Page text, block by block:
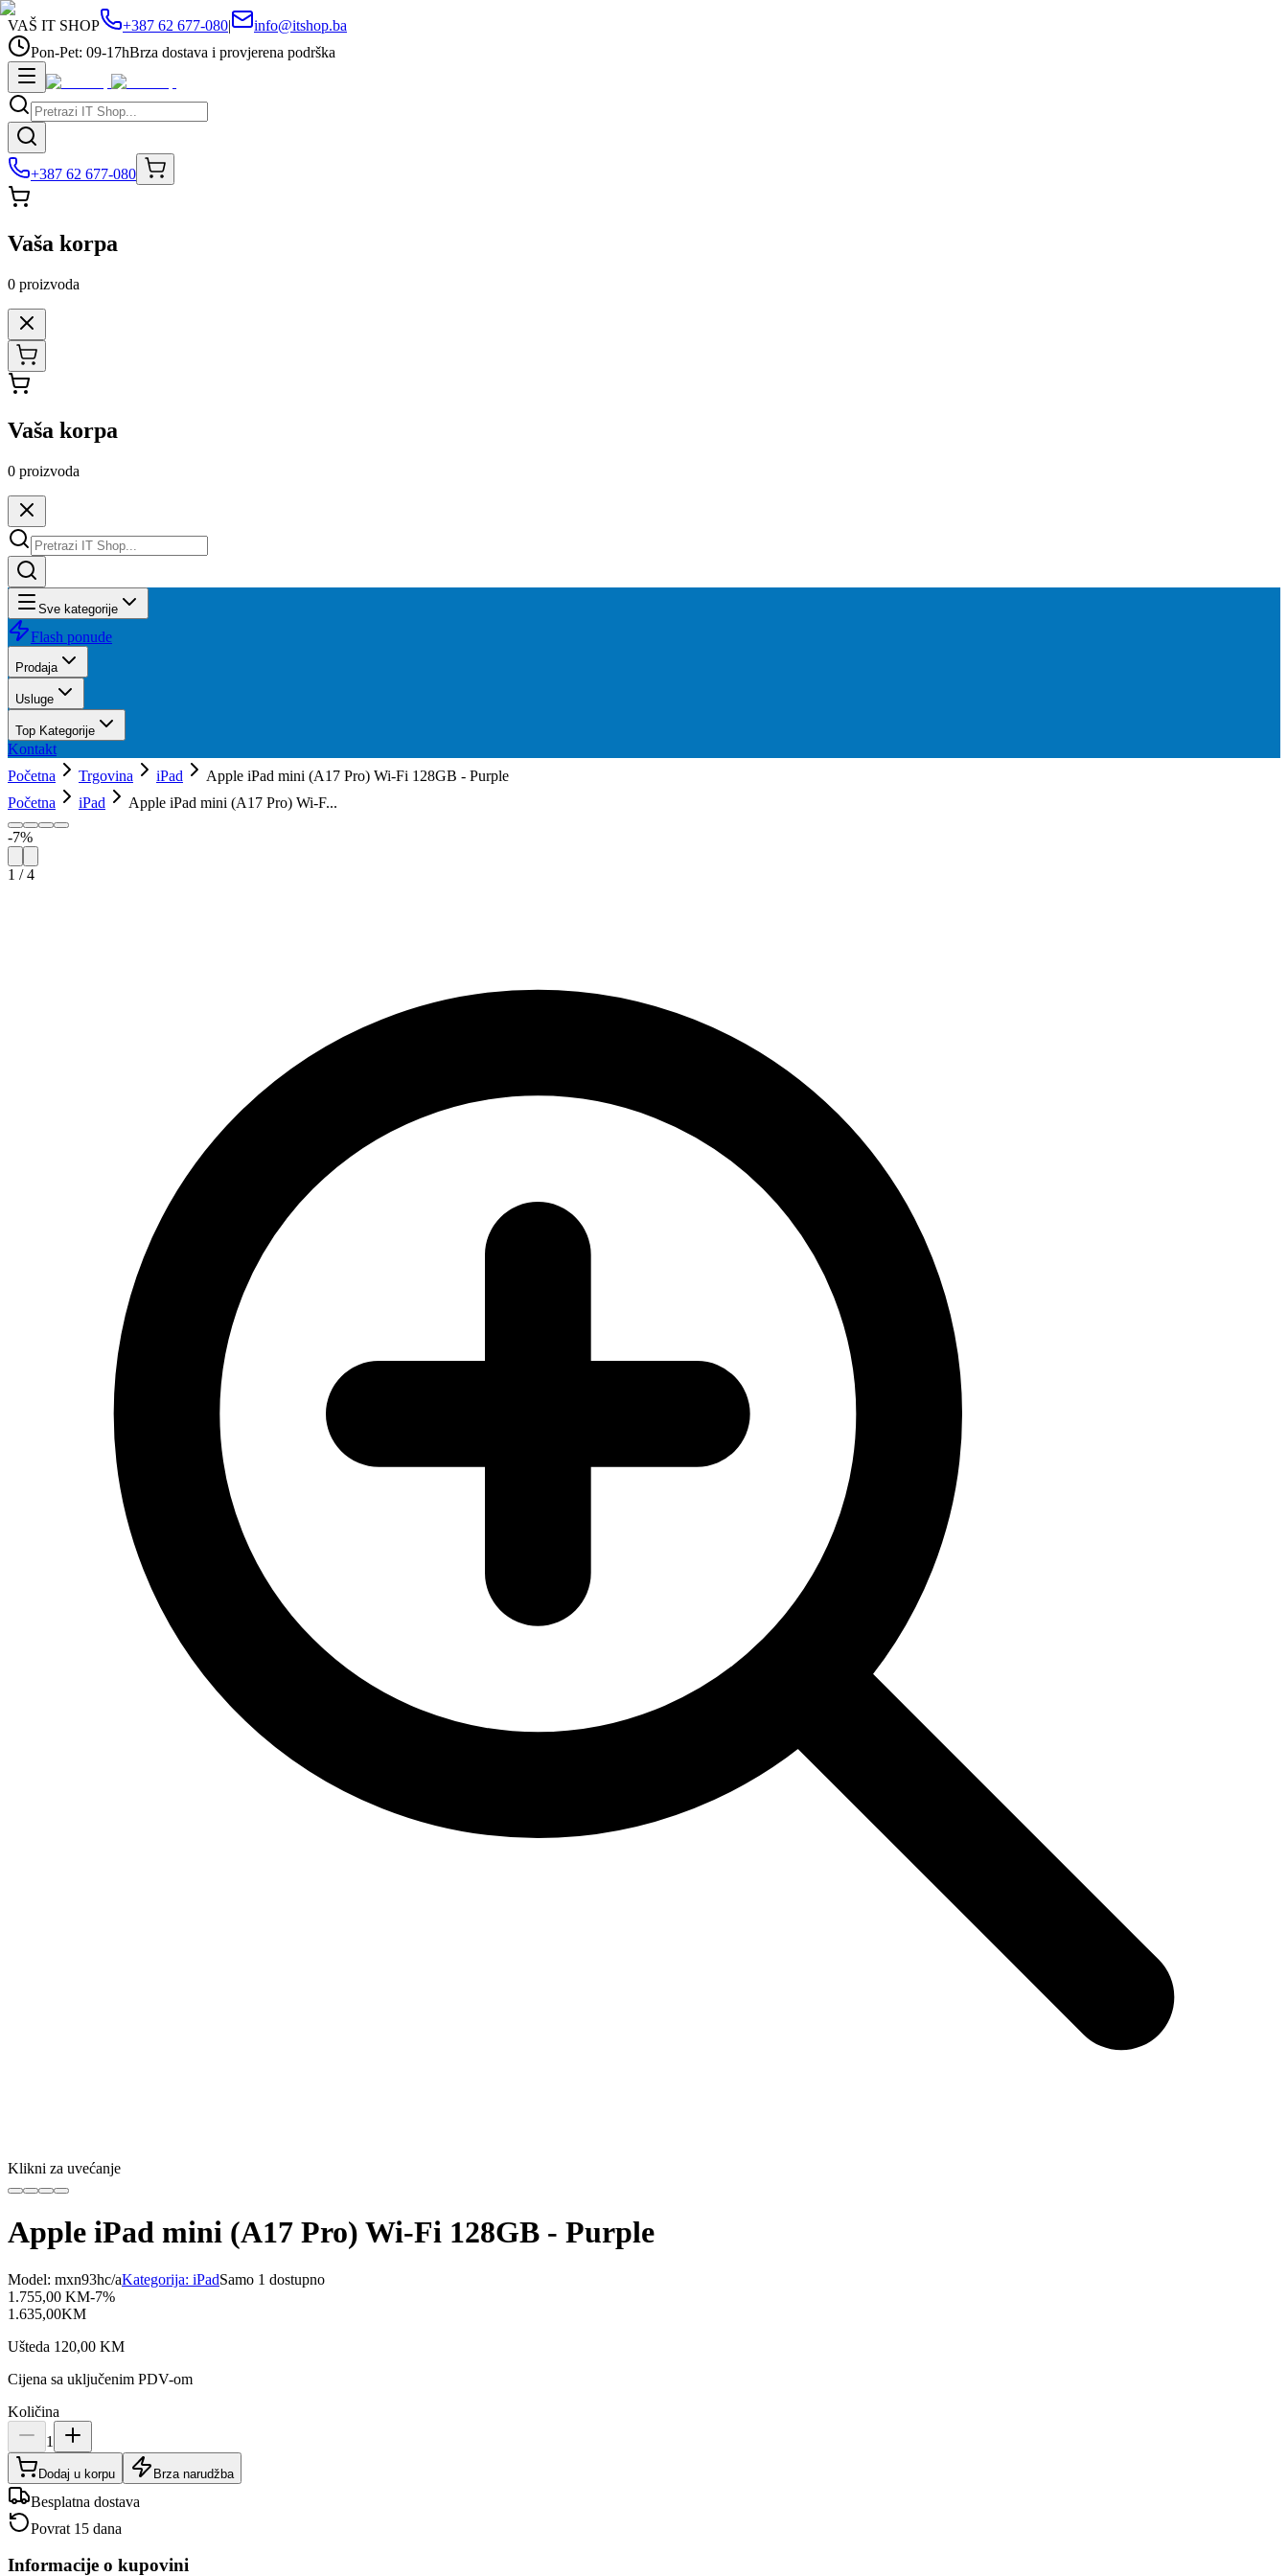
VAŠ IT SHOP +387 62 677-080|
info@itshop.ba
Pon-Pet: 09-17hBrza dostava i provjerena podrška
+387 62 677-080
Vaša korpa
0 proizvoda
Vaša korpa
0 proizvoda
Sve kategorije
Flash ponude
Prodaja
Usluge
Top Kategorije
Kontakt
Početna
Trgovina iPad
Apple iPad mini (A17 Pro) Wi-Fi 128GB - Purple
Početna
iPad Apple iPad mini (A17 Pro) Wi-F...
-7%
1 /4
Klikni za uvećanje
Apple iPad mini (A17 Pro) Wi-Fi 128GB - Purple
Model: mxn93hc/aKategorija: iPadSamo 1 dostupno
1.755,00 KM-7%
1.635,00KM
Ušteda 120,00 KM
Cijena sa uključenim PDV-om
Količina
1
Dodaj u korpu Brza narudžba
Besplatna dostava
Povrat 15 dana
Informacije o kupovini